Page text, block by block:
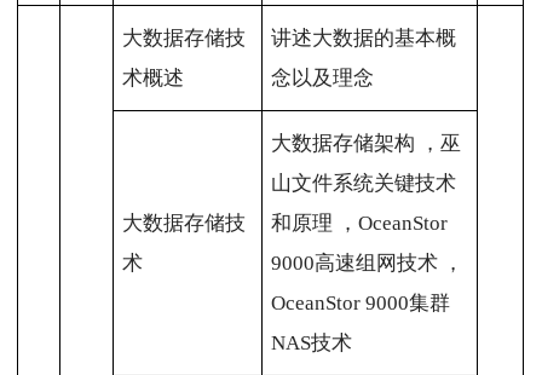
大数据存储技
术概述
讲述大数据的基本概
念以及理念
大数据存储技
术
大数据存储架构 ，巫
山文件系统关键技术
和原理 ，OceanStor
9000高速组网技术 ，
OceanStor 9000集群
NAS技术